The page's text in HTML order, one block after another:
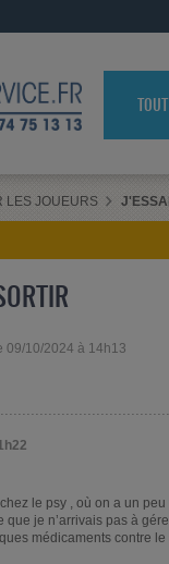
LES JOUEURS
09/10/2024 à 14h13
le psy , où on a un
que je n’arrivais pas à
médicaments contre